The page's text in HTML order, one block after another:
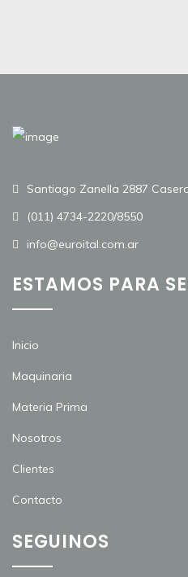
Santiago Zanella 2887
(011) 4734-2220/8550
info@euroital.com.ar
ESTAMOS PARA
Inicio
Maquinaria
Materia Prima
Nosotros
Clientes
Contacto
SEGUINOS